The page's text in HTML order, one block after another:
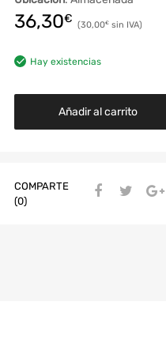
36,30€ 30,00€
Hay existencias
Añadir al carrito
COMPARTE
(0)